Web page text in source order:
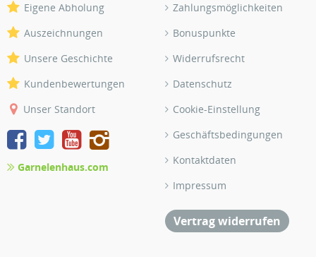
Eigene Abholung
Auszeichnungen
Unsere Geschichte
Kundenbewertungen
Unser Standort
Garnelenhaus.com
Zahlungsmöglichkeiten
Bonuspunkte
Widerrufsrecht
Datenschutz
Cookie-Einstellung
Geschäftsbedingungen
Kontaktdaten
Impressum
Vertrag widerrufen